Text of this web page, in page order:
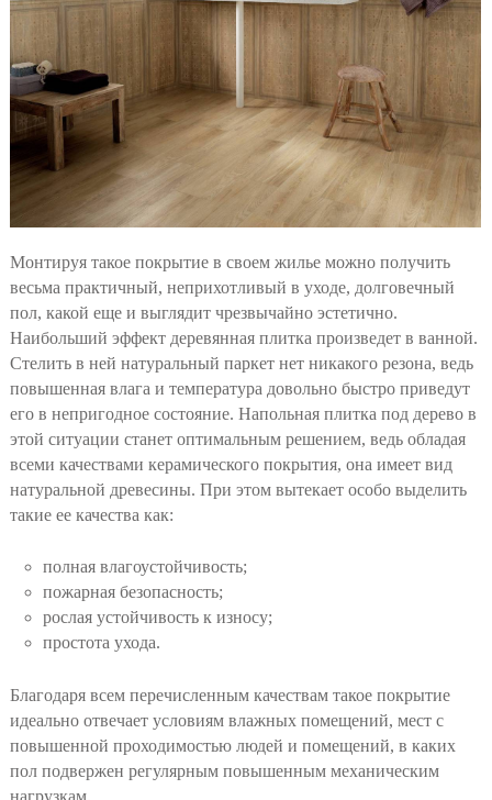
Монтируя такое покрытие в своем жилье можно получить
весьма практичный, неприхотливый в уходе, долговечный
пол, какой еще и выглядит чрезвычайно эстетично.
Наибольший эффект деревянная плитка произведет в ванной.
Стелить в ней натуральный паркет нет никакого резона, ведь
повышенная влага и температура довольно быстро приведут
его в непригодное состояние. Напольная плитка под дерево в
этой ситуации станет оптимальным решением, ведь обладая
всеми качествами керамического покрытия, она имеет вид
натуральной древесины. При этом вытекает особо выделить
такие ее качества как:
полная влагоустойчивость;
пожарная безопасность;
рослая устойчивость к износу;
простота ухода.
Благодаря всем перечисленным качествам такое покрытие
идеально отвечает условиям влажных помещений, мест с
повышенной проходимостью людей и помещений, в каких
пол подвержен регулярным повышенным механическим
нагрузкам.